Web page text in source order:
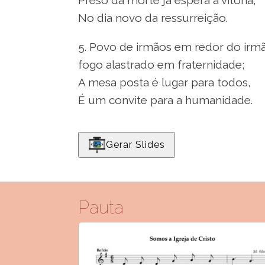
No dia novo da ressurreição.
5. Povo de irmãos em redor do
fogo alastrado em fraternidade;
A mesa posta é lugar para todos,
É um convite para a humanidade.
Gerar Slides
Pauta